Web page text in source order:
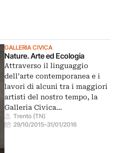
GALLERIA CIVICA
Nature. Arte ed Ecologia
Attraverso il linguaggio
dell’arte contemporanea e i
lavori di alcuni tra i maggiori
artisti del nostro tempo, la
Galleria Civica…
Trento (TN)
29/10/2015–31/01/2016